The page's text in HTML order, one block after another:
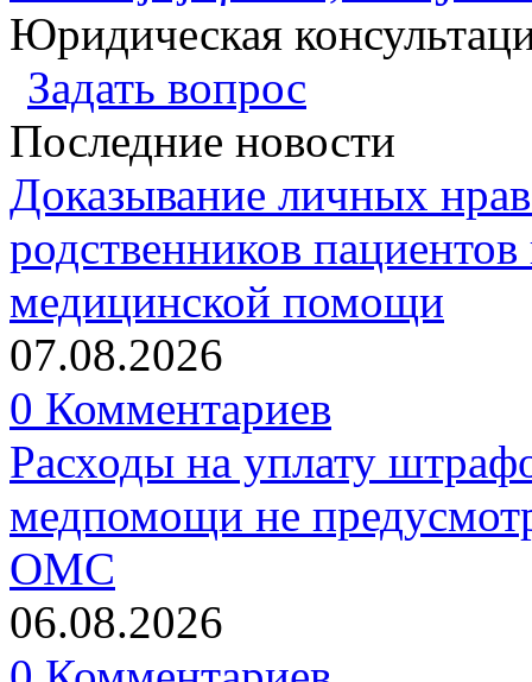
Юридическая
Задать вопрос
Последние новости
Доказывание личных
родственников
медицинской помощи
07.08.2026
0 Комментариев
Расходы на уплату
медпомощи не
ОМС
06.08.2026